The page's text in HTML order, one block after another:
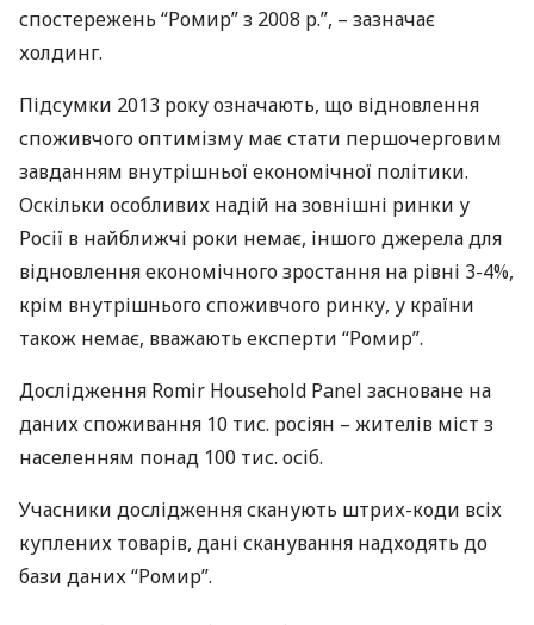
спостережень “Ромир” з 2008 р.”, – зазначає
холдинг.
Підсумки 2013 року означають, що відновлення
споживчого оптимізму має стати першочерговим
завданням внутрішньої економічної політики.
Оскільки особливих надій на зовнішні ринки у
Росії в найближчі роки немає, іншого джерела для
відновлення економічного зростання на рівні 3-4%,
крім внутрішнього споживчого ринку, у країни
також немає, вважають експерти “Ромир”.
Дослідження Romir Household Panel засноване на
даних споживання 10 тис. росіян – жителів міст з
населенням понад 100 тис. осіб.
Учасники дослідження сканують штрих-коди всіх
куплених товарів, дані сканування надходять до
бази даних “Ромир”.